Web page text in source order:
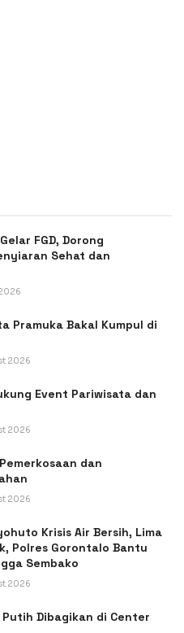
FGD, Dorong
Sehat dan
Pramuka Bakal Kumpul di
2026
Event Pariwisata dan
2026
dan
2026
Krisis Air Bersih, Lima
Polres Gorontalo Bantu
Sembako
2026
Dibagikan di Center